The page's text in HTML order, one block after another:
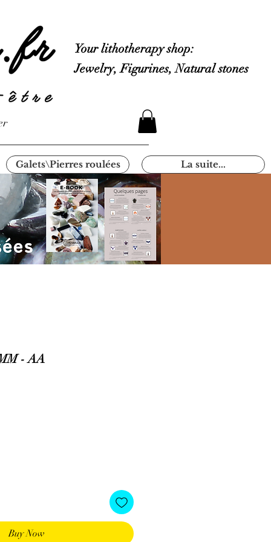
Your lithotherapy shop:
Jewelry, Figurines, Natural stones
Galets\Pierres roulées La suite...
- AA
Buy Now